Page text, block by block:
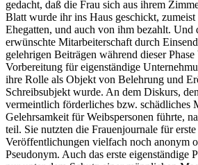
gedacht, daß die Frau sich aus ihrem
Blatt wurde ihr ins Haus geschickt, zumeist
Ehegatten, und auch von ihm bezahlt. Und
erwünschte Mitarbeiterschaft durch
gelehrigen Beiträgen während dieser
Vorbereitung für eigenständige
ihre Rolle als Objekt von Belehrung und
Schreibsubjekt wurde. An dem Diskurs,
vermeintlich förderliches bzw. schädliches
Gelehrsamkeit für Weibspersonen führte,
teil. Sie nutzten die Frauenjournale für
Veröffentlichungen vielfach noch anonym
Pseudonym. Auch das erste eigenständige